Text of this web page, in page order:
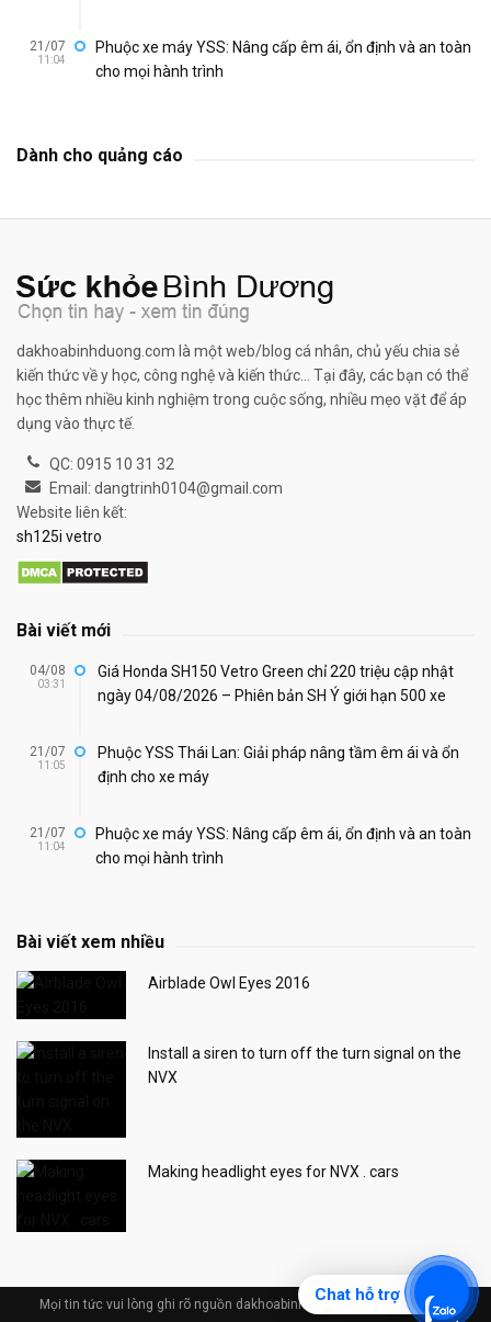
21/07
11:04
Phuộc xe máy YSS: Nâng cấp êm ái, ổn định và an toàn
cho mọi hành trình
Dành cho quảng cáo
dakhoabinhduong.com là một web/blog cá nhân, chủ yếu chia sẻ
kiến thức về y học, công nghệ và kiến thức... Tại đây, các bạn có thể
học thêm nhiều kinh nghiệm trong cuộc sống, nhiều mẹo vặt để áp
dụng vào thực tế.
QC: 0915 10 31 32
Email: dangtrinh0104@gmail.com
Website liên kết:
sh125i vetro
Bài viết mới
04/08
03:31
Giá Honda SH150 Vetro Green chỉ 220 triệu cập nhật
ngày 04/08/2026 – Phiên bản SH Ý giới hạn 500 xe
21/07
11:05
Phuộc YSS Thái Lan: Giải pháp nâng tầm êm ái và ổn
định cho xe máy
21/07
11:04
Phuộc xe máy YSS: Nâng cấp êm ái, ổn định và an toàn
cho mọi hành trình
Bài viết xem nhiều
Airblade Owl Eyes 2016
Install a siren to turn off the turn signal on the
NVX
Making headlight eyes for NVX . cars
Mọi tin tức vui lòng ghi rõ nguồn dakhoabinhduong.com © Design by
Chat hỗ trợ